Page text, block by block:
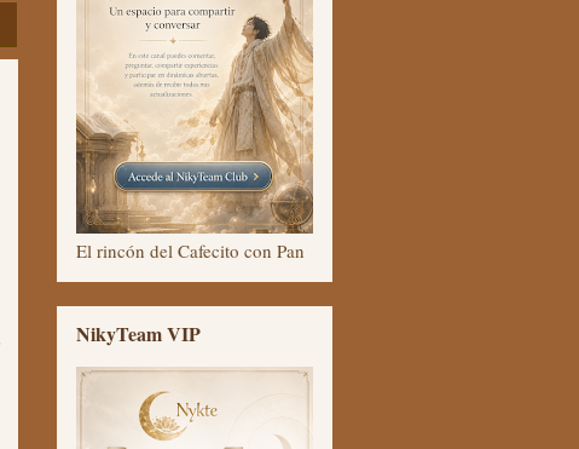
El rincón del Cafecito con Pan
NikyTeam VIP